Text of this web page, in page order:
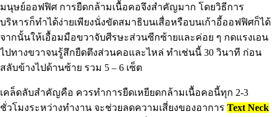
มนุษย์ออฟฟิศ การยืดกล้ามเนื้อคอจึงสำคัญมาก โดยวิธีการ
บริหารก็ทำได้ง่ายเพียงนั่งขัดสมาธิบนเสื่อหรือบนเก้าอี้ออฟฟิศก็ได้
จากนั้นให้เอื้อมมือขวาจับศีรษะส่วนซีกซ้ายและค่อย ๆ กดแรงเอน
ไปทางขวาจนรู้สึกยืดตึงส่วนคอและไหล่ ทำเช่นนี้ 30 วินาที ก่อน
สลับข้างไปด้านซ้าย รวม 5 – 6 เซ็ต
เคล็ดลับสำคัญคือ ควรทำการยืดเหยียดกล้ามเนื้อคอนี้ทุก 2-3
ชั่วโมงระหว่างทำงาน จะช่วยลดความเสี่ยงของอาการ Text Neck